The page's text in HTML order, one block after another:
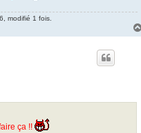
modifié 1 fois.
ça !!